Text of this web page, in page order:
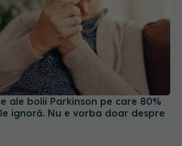
ale bolii Parkinson pe care 80%
ignoră. Nu e vorba doar despre